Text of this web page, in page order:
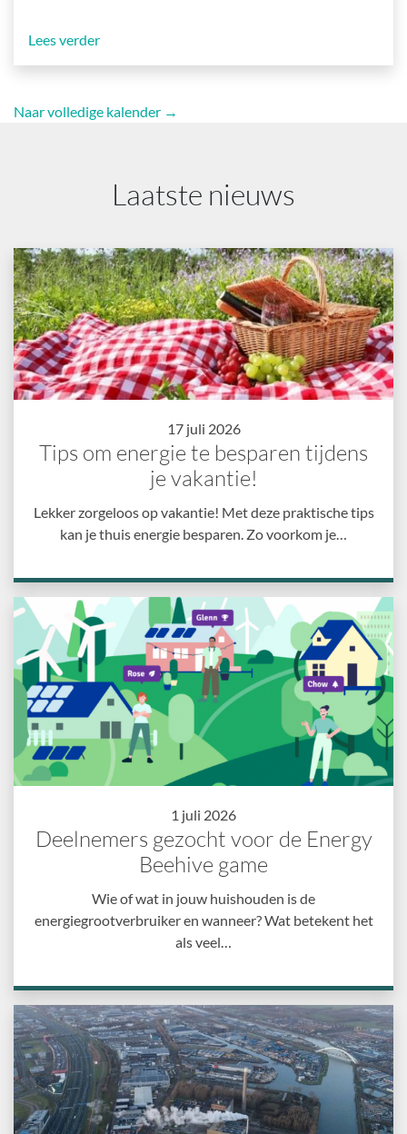
Lees verder
Naar volledige kalender →
Laatste nieuws
17 juli 2026
Tips om energie te besparen tijdens
je vakantie!
Lekker zorgeloos op vakantie! Met deze praktische tips
kan je thuis energie besparen. Zo voorkom je…
1 juli 2026
Deelnemers gezocht voor de Energy
Beehive game
Wie of wat in jouw huishouden is de
energiegrootverbruiker en wanneer? Wat betekent het
als veel…